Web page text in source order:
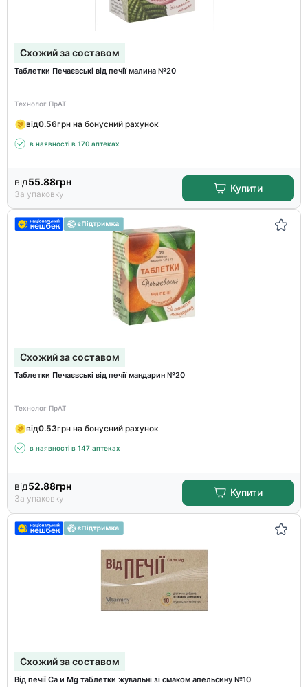
Схожий за составом
Таблетки Печаєвські від печії малина №20
Технолог ПрАТ
від0.56грн на бонусний рахунок
в наявності в 170 аптеках
від55.88грн
За упаковку
Купити
Схожий за составом
Таблетки Печаєвські від печії мандарин №20
Технолог ПрАТ
від0.53грн на бонусний рахунок
в наявності в 147 аптеках
від52.88грн
За упаковку
Купити
Схожий за составом
Від печії Ca и Mg таблетки жувальні зі смаком апельсину №10